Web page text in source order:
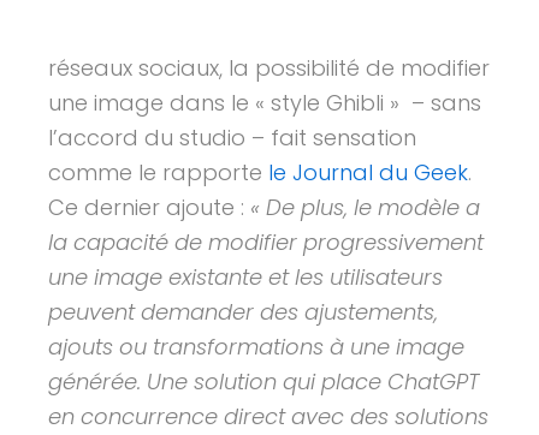
réseaux sociaux, la possibilité de modifier
une image dans le « style Ghibli » – sans
l’accord du studio – fait sensation
comme le rapporte le Journal du Geek.
Ce dernier ajoute : « De plus, le modèle a
la capacité de modifier progressivement
une image existante et les utilisateurs
peuvent demander des ajustements,
ajouts ou transformations à une image
générée. Une solution qui place ChatGPT
en concurrence direct avec des solutions